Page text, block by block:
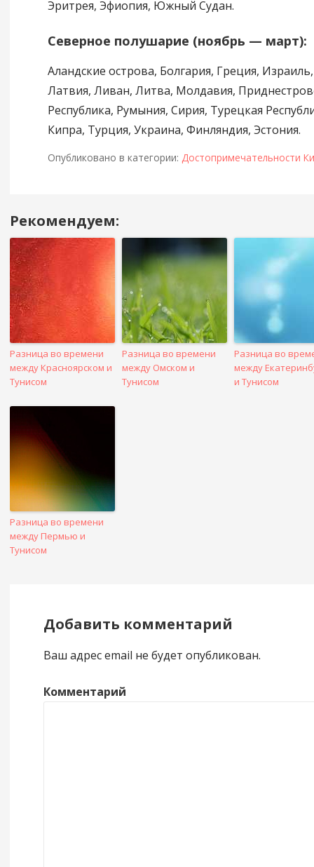
Эритрея, Эфиопия, Южный Судан.
Северное полушарие (ноябрь — март):
Аландские острова, Болгария, Греция,
Латвия, Ливан, Литва, Молдавия,
Республика, Румыния, Сирия, Турецкая
Кипра, Турция, Украина, Финляндия, Эстония.
Опубликовано в категории: Достопримечательности
Навигация
в
посте
Рекомендуем:
Разница во времени
между Красноярском и
Тунисом
Разница во времени
между Омском и
Тунисом
Разница во
между
и Тунисом
Разница во времени
между Пермью и
Тунисом
Добавить комментарий
Ваш адрес email не будет опубликован.
Комментарий